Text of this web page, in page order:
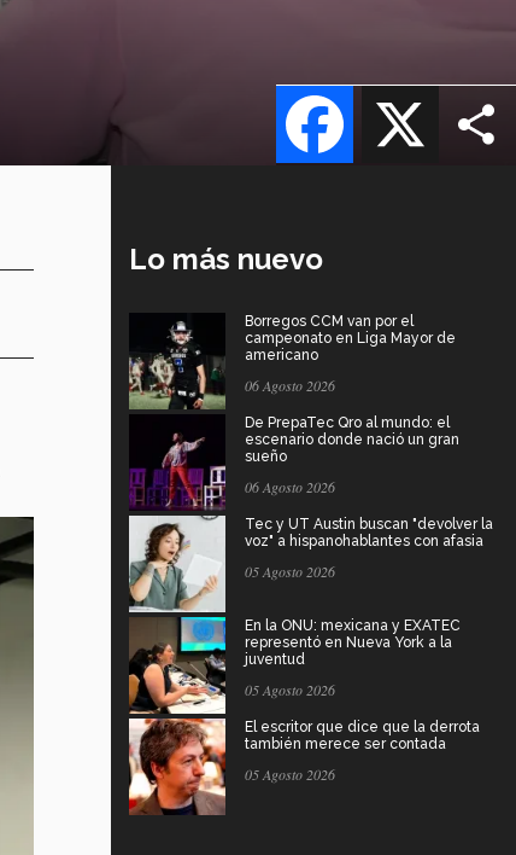
X
Facebook
Lo más nuevo
Borregos CCM van por el
campeonato en Liga Mayor de
americano
06 Agosto 2026
De PrepaTec Qro al mundo: el
escenario donde nació un gran
sueño
06 Agosto 2026
Tec y UT Austin buscan "devolver la
voz" a hispanohablantes con afasia
05 Agosto 2026
En la ONU: mexicana y EXATEC
representó en Nueva York a la
juventud
05 Agosto 2026
El escritor que dice que la derrota
también merece ser contada
05 Agosto 2026